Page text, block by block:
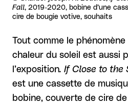
Tout comme le
chaleur du soleil est aussi
l’exposition. If Close to the
est une cassette de
bobine, couverte de cire
Fall, 2019-2020, bobine d’une
cire de bougie votive, souhaits